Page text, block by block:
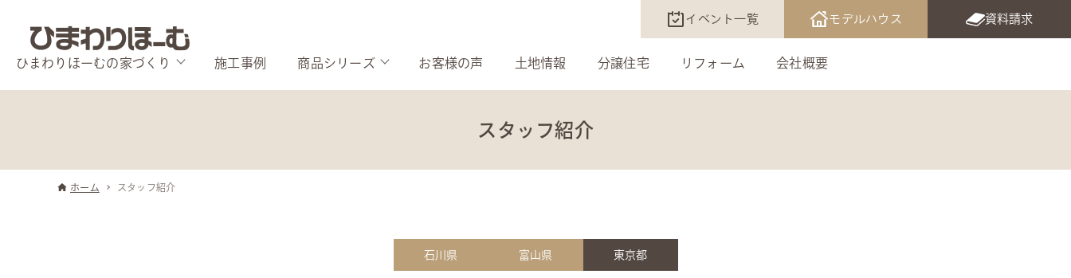
イベント一覧 モデルハウス 資料請求
ひまわりほーむの家づくり 施工事例 商品シリーズ お客様の声 土地情報 分譲住宅 リフォーム 会社概要
スタッフ紹介
ホーム スタッフ紹介
石川県 富山県 東京都